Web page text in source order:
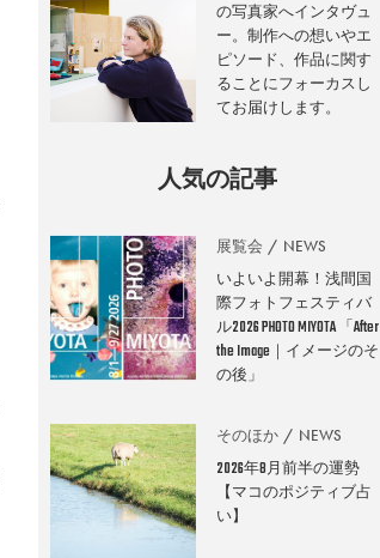
の写真家へインタヴュ
ー。制作への想いやエ
ピソード、作品に関す
ることにフォーカスし
てお届けします。
人気の記事
展覧会 NEWS
いよいよ開幕！浅間国
際フォトフェスティバ
ル2026 PHOTO MIYOTA 「After
the Image｜イメージのそ
の後」
そのほか NEWS
2026年8月前半の運勢
【マコのポジティブ占
い】